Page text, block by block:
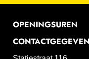
OPENINGSUREN